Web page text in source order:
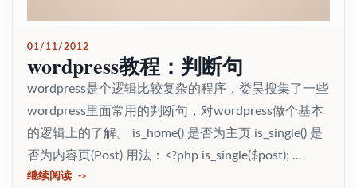
01/11/2012
wordpress教程：判断句
wordpress是个逻辑比较复杂的程序，娄昊搜集了一些
wordpress里面常用的判断句，对wordpress做个基本
的逻辑上的了解。 is_home() 是否为主页 is_single() 是
否为内容页(Post) 用法：<?php is_single($post); ...
继续阅读